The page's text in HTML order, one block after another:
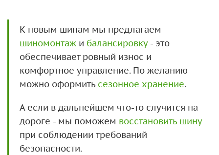
К новым шинам мы предлагаем
шиномонтаж и балансировку- это
обеспечивает ровный износ и
комфортное управление. По желанию
можно оформить сезонное хранение.
А если в дальнейшем что-то случится на
дороге - мы поможем восстановить шину
при соблюдении требований
безопасности.